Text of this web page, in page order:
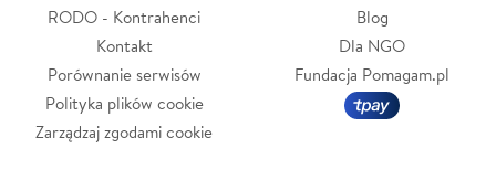
RODO - Kontrahenci
Kontakt
Porównanie serwisów
Polityka plików cookie
Zarządzaj zgodami cookie
Blog
Dla NGO
Fundacja Pomagam.pl